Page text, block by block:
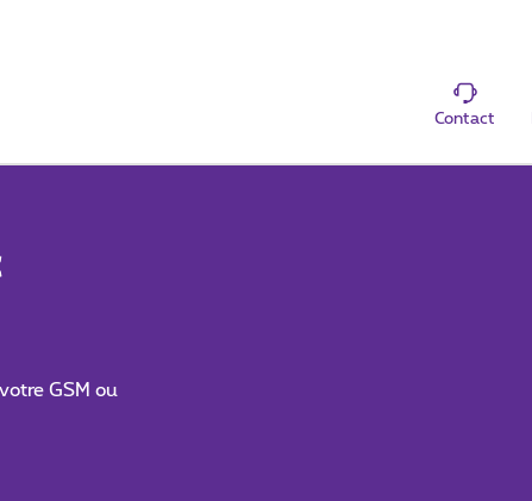
Contact
GSM ou